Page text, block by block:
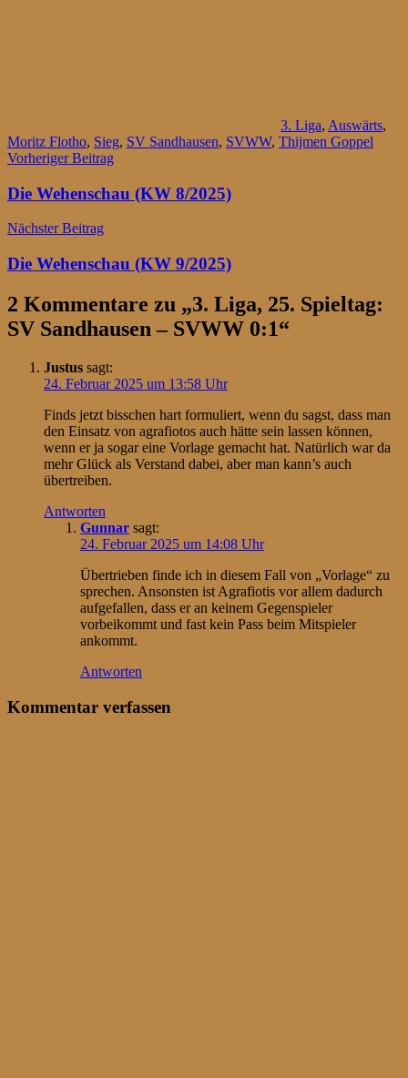
3. Liga, Auswärts,
Moritz Flotho, Sieg, SV Sandhausen, SVWW, Thijmen Goppel
Beitragsnavigation
Vorheriger Beitrag
Die Wehenschau (KW 8/2025)
Nächster Beitrag
Die Wehenschau (KW 9/2025)
2 Kommentare zu „3. Liga, 25. Spieltag:
SV Sandhausen – SVWW 0:1“
Justus sagt:
24. Februar 2025 um 13:58 Uhr
Finds jetzt bisschen hart formuliert, wenn du sagst, dass man
den Einsatz von agrafiotos auch hätte sein lassen können,
wenn er ja sogar eine Vorlage gemacht hat. Natürlich war da
mehr Glück als Verstand dabei, aber man kann’s auch
übertreiben.
Antworten
Gunnar sagt:
24. Februar 2025 um 14:08 Uhr
Übertrieben finde ich in diesem Fall von „Vorlage“ zu
sprechen. Ansonsten ist Agrafiotis vor allem dadurch
aufgefallen, dass er an keinem Gegenspieler
vorbeikommt und fast kein Pass beim Mitspieler
ankommt.
Antworten
Kommentar verfassen